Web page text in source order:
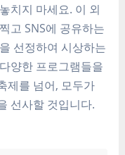
치지 마세요. 이 외
고 SNS에 공유하는
선정하여 시상하는
양한 프로그램들을
제를 넘어, 모두가
선사할 것입니다.